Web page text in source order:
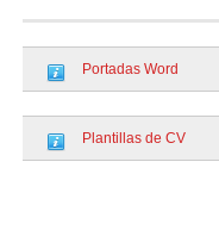
Portadas Word
Plantillas de CV